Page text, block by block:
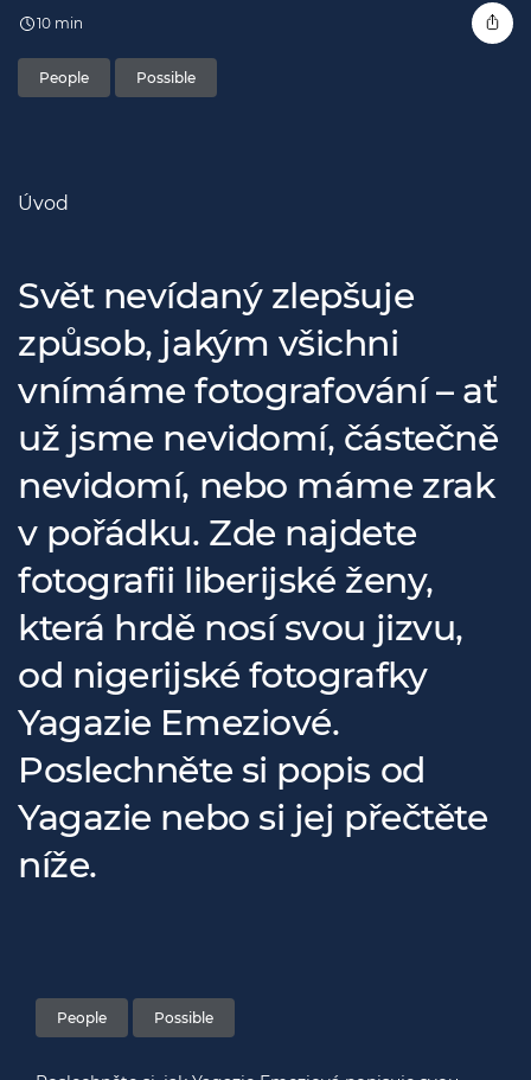
10 min
People Possible
Úvod
Svět nevídaný zlepšuje
způsob, jakým všichni
vnímáme fotografování – ať
už jsme nevidomí, částečně
nevidomí, nebo máme zrak
v pořádku. Zde najdete
fotografii liberijské ženy,
která hrdě nosí svou jizvu,
od nigerijské fotografky
Yagazie Emeziové.
Poslechněte si popis od
Yagazie nebo si jej přečtěte
níže.
People Possible